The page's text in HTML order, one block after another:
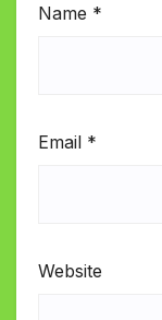
Name *
Email *
Website